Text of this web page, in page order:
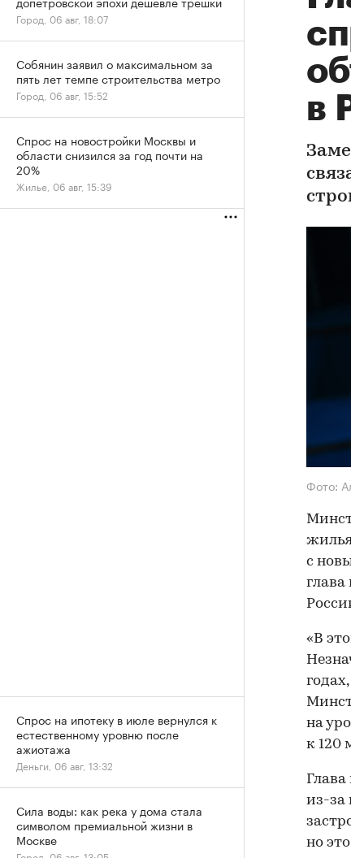
в
Фото:
с
«В
на
к 120
Глава
из-за
но
Город, 06 авг, 18:07
Собянин заявил о максимальном за
пять лет темпе строительства метро
Город, 06 авг, 15:52
Спрос на новостройки Москвы и
области снизился за год почти на
20%
Жилье, 06 авг, 15:39
Спрос на ипотеку в июле вернулся к
естественному уровню после
ажиотажа
Деньги, 06 авг, 13:32
Сила воды: как река у дома стала
символом премиальной жизни в
Москве